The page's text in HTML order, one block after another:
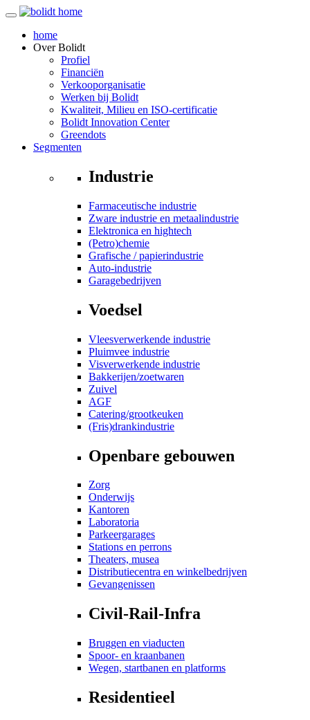
home
OverBolidt
Profiel
Financiën
Verkooporganisatie
Werken bij Bolidt
Kwaliteit, Milieu en ISO-certificatie
Bolidt Innovation Center
Greendots
Segmenten
Industrie
Farmaceutische industrie
Zware industrie en metaalindustrie
Elektronica en hightech
(Petro)chemie
Grafische / papierindustrie
Auto-industrie
Garagebedrijven
Voedsel
Vleesverwerkende industrie
Pluimvee industrie
Visverwerkende industrie
Bakkerijen/zoetwaren
Zuivel
AGF
Catering/grootkeuken
(Fris)drankindustrie
Openbare gebouwen
Zorg
Onderwijs
Kantoren
Laboratoria
Parkeergarages
Stations en perrons
Theaters, musea
Distributiecentra en winkelbedrijven
Gevangenissen
Civil-Rail-Infra
Bruggen en viaducten
Spoor- en kraanbanen
Wegen, startbanen en platforms
Residentieel